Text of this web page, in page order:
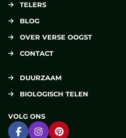
TELERS
BLOG
OVER VERSE OOGST
CONTACT
DUURZAAM
BIOLOGISCH TELEN
VOLG ONS